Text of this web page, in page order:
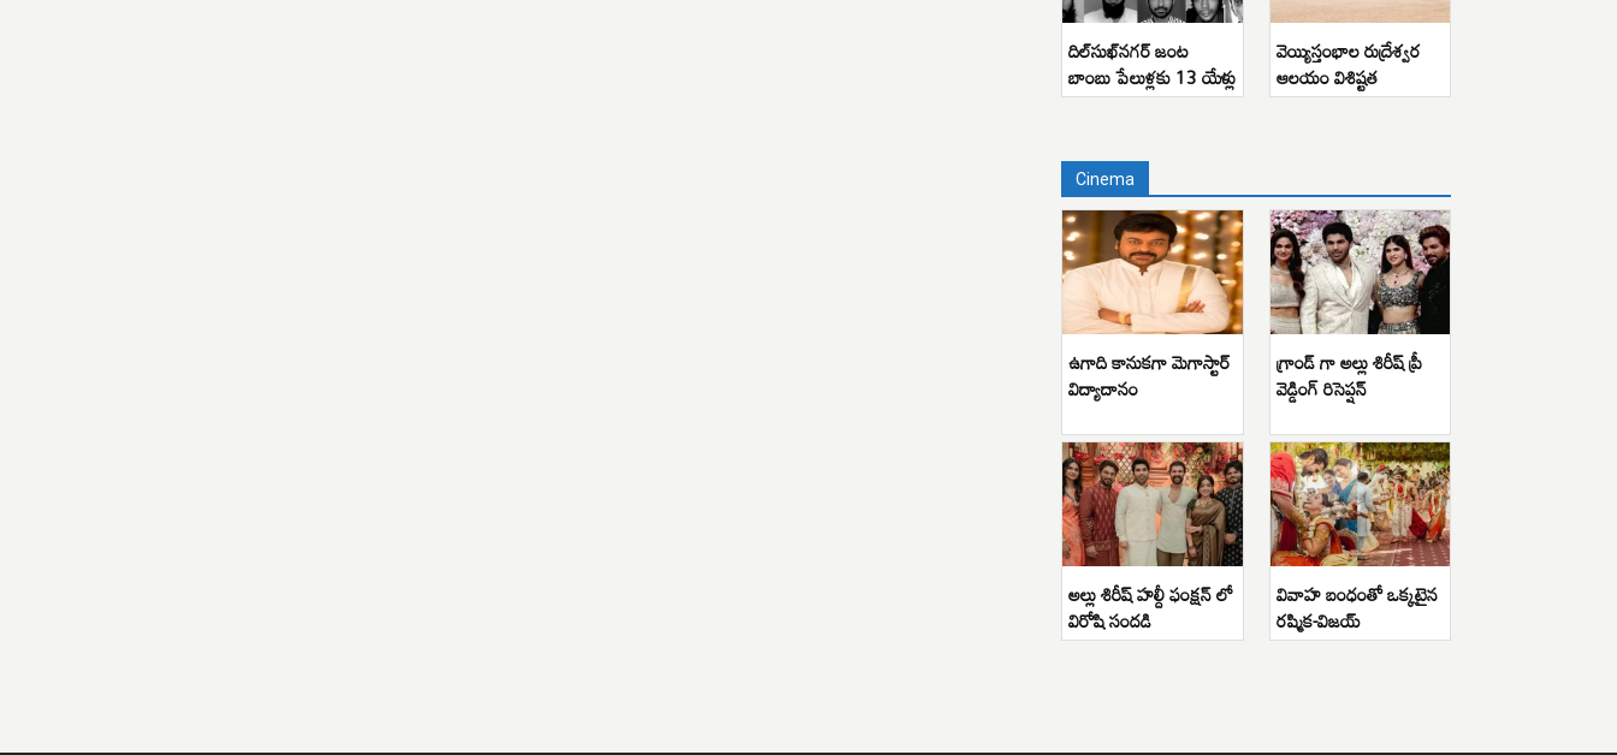
దిల్‌సుఖ్‌నగర్ జంట
బాంబు పేలుళ్లకు 13 యేళ్లు
వెయ్యిస్తంభాల రుద్రేశ్వర
ఆలయం విశిష్టత
Cinema
ఉగాది కానుకగా మెగాస్టార్
విద్యాదానం
గ్రాండ్ గా అల్లు శిరీష్ ప్రీ
వెడ్డింగ్ రిసెప్షన్
అల్లు శిరీష్ హల్దీ ఫంక్షన్ లో
విరోషి సందడి
వివాహ బంధంతో ఒక్కటైన
రష్మిక-విజయ్